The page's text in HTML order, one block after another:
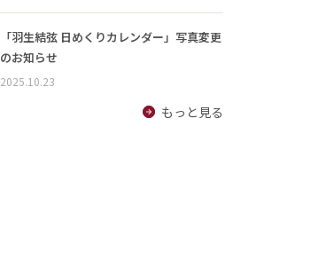
「羽生結弦 日めくりカレンダー」写真変更
のお知らせ
2025.10.23
もっと見る